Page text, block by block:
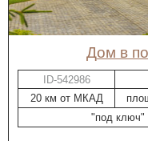
дом в
ID-542986
20 км от МКАД
"под ключ"